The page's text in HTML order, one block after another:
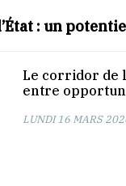
: un
Le corridor de
entre
LUNDI 16 MARS